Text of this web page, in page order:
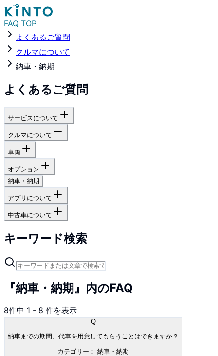
FAQ TOP
よくあるご質問
クルマについて
納車・納期
よくあるご質問
サービスについて
クルマについて
車両
オプション
納車・納期
アプリについて
中古車について
キーワード検索
『納車・納期』内のFAQ
8件中 1 - 8 件を表示
Q
納車までの期間、代車を用意してもらうことはできますか？
カテゴリー： 納車・納期